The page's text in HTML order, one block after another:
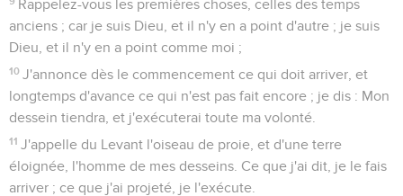
Rappelez-vous les premières choses, celles des temps
anciens ; car je suis Dieu, et il n'y en a point d'autre ; je suis
Dieu, et il n'y en a point comme moi ;
10 J'annonce dès le commencement ce qui doit arriver, et
longtemps d'avance ce qui n'est pas fait encore ; je dis : Mon
dessein tiendra, et j'exécuterai toute ma volonté.
11 J'appelle du Levant l'oiseau de proie, et d'une terre
éloignée, l'homme de mes desseins. Ce que j'ai dit, je le fais
arriver ; ce que j'ai projeté, je l'exécute.